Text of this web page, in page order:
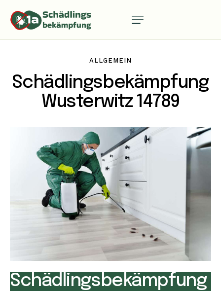
ALLGEMEIN
Schädlingsbekämpfung
Wusterwitz 14789
Schädlingsbekämpfung